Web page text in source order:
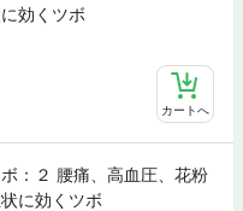
効くツボ
カートへ
：２ 腰痛、高血圧、花粉
に効くツボ